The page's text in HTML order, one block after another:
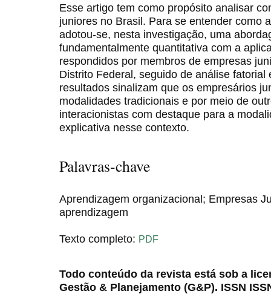
Esse artigo tem como propósito analisar
juniores no Brasil. Para se entender como
adotou-se, nesta investigação, uma
fundamentalmente quantitativa com a
respondidos por membros de empresas
Distrito Federal, seguido de análise
resultados sinalizam que os empresários
modalidades tradicionais e por meio de
interacionistas com destaque para a
explicativa nesse contexto.
Palavras-chave
Aprendizagem organizacional; Empresas
aprendizagem
Texto completo: PDF
Todo conteúdo da revista está sob a
Gestão & Planejamento (G&P). ISSN